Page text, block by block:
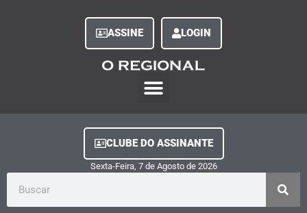
ASSINE LOGIN
CLUBE DO ASSINANTE
Sexta-Feira, 7de Agostode 2026